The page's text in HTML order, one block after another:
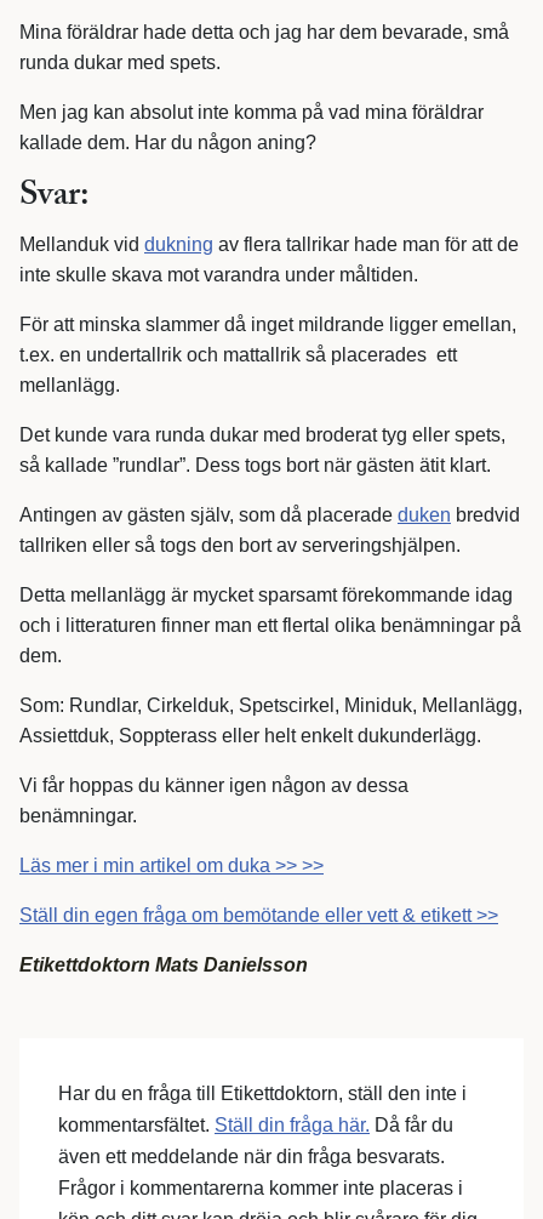
Mina föräldrar hade detta och jag har dem bevarade, små
runda dukar med spets.
Men jag kan absolut inte komma på vad mina föräldrar
kallade dem. Har du någon aning?
Svar:
Mellanduk vid dukning av flera tallrikar hade man för att de
inte skulle skava mot varandra under måltiden.
För att minska slammer då inget mildrande ligger emellan,
t.ex. en undertallrik och mattallrik så placerades ett
mellanlägg.
Det kunde vara runda dukar med broderat tyg eller spets,
så kallade ”rundlar”. Dess togs bort när gästen ätit klart.
Antingen av gästen själv, som då placerade duken bredvid
tallriken eller så togs den bort av serveringshjälpen.
Detta mellanlägg är mycket sparsamt förekommande idag
och i litteraturen finner man ett flertal olika benämningar på
dem.
Som: Rundlar, Cirkelduk, Spetscirkel, Miniduk, Mellanlägg,
Assiettduk, Soppterass eller helt enkelt dukunderlägg.
Vi får hoppas du känner igen någon av dessa
benämningar.
Läs mer i min artikel om duka >> >>
Ställ din egen fråga om bemötande eller vett & etikett >>
Etikettdoktorn Mats Danielsson
Har du en fråga till Etikettdoktorn, ställ den inte i
kommentarsfältet. Ställ din fråga här. Då får du
även ett meddelande när din fråga besvarats.
Frågor i kommentarerna kommer inte placeras i